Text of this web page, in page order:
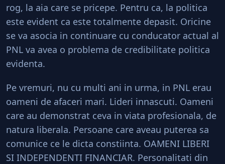
rog, la aia care se pricepe. Pentru ca, la politica
este evident ca este totalmente depasit. Oricine
se va asocia in continuare cu conducator actual al
PNL va avea o problema de credibilitate politica
evidenta.
Pe vremuri, nu cu multi ani in urma, in PNL erau
oameni de afaceri mari. Lideri innascuti. Oameni
care au demonstrat ceva in viata profesionala, de
natura liberala. Persoane care aveau puterea sa
comunice ce le dicta constiinta. OAMENI LIBERI
SI INDEPENDENTI FINANCIAR. Personalitati din